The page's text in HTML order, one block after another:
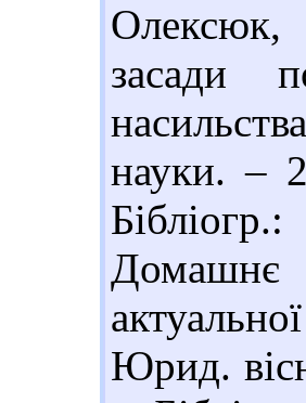
засади
науки. –
Домашнє
Юрид.